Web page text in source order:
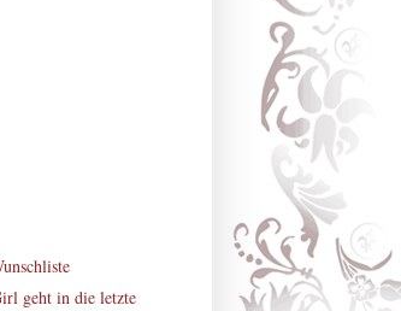
geht in die letzte